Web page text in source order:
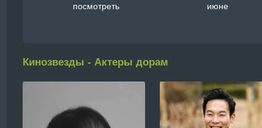
посмотреть
июне
Кинозвезды - Актеры дорам